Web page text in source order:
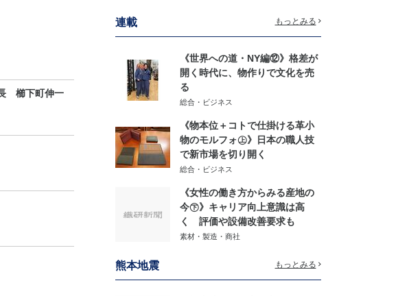
櫛下町伸一
連載 もっとみる
《世界への道・NY編⑫》格差が
開く時代に、物作りで文化を売
る
総合・ビジネス
《物本位＋コトで仕掛ける革小
物のモルフォ㊤》日本の職人技
で新市場を切り開く
総合・ビジネス
《女性の働き方からみる産地の
今㊦》キャリア向上意識は高
く 評価や設備改善要求も
素材・製造・商社
熊本地震 もっとみる